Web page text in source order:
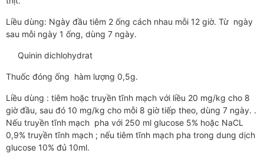
Liều dùng: Ngày đầu tiêm 2 ống cách nhau mỗi 12 giờ. Từ ngày
sau mỗi ngày 1 ống, dùng 7 ngày.
Quinin dichlohydrat
Thuốc đóng ống hàm lượng 0,5g.
Liều dùng : tiêm hoặc truyền tĩnh mạch với liều 20 mg/kg cho 8
giờ đầu, sau đó 10 mg/kg cho mỗi 8 giờ tiếp theo, dùng 7 ngày. .
Nếu truyền tĩnh mạch pha với 250 ml glucose 5% hoặc NaCL
0,9% truyền tĩnh mạch ; nếu tiêm tĩnh mạch pha trong dung dịch
glucose 10% đủ 10ml.